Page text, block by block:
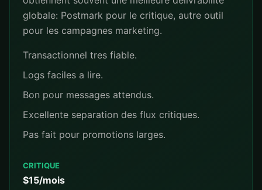
globale: Postmark pour le critique, autre outil
pour les campagnes marketing.
Transactionnel tres fiable.
Logs faciles a lire.
Bon pour messages attendus.
Excellente separation des flux critiques.
Pas fait pour promotions larges.
CRITIQUE
$15/mois